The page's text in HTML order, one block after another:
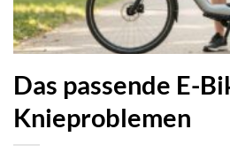
Das passende E-
Knieproblemen